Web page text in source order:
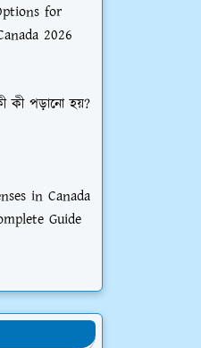
for
2026
কী কী পড়ানো হয়?
in Canada
Guide